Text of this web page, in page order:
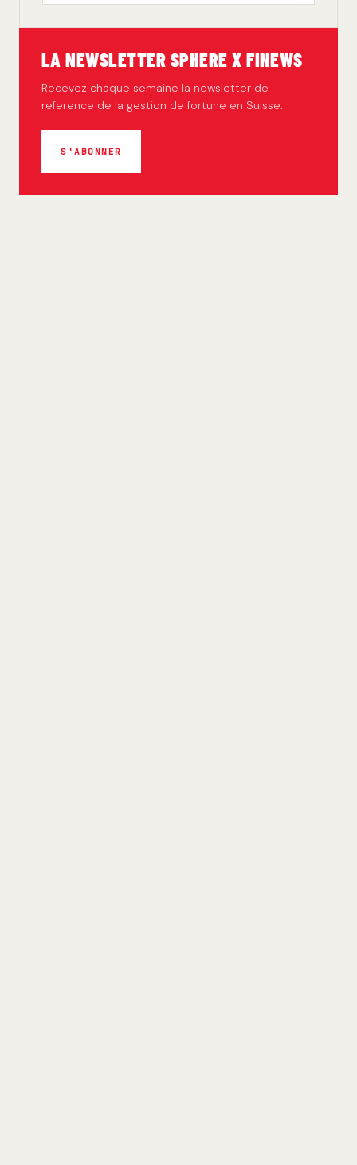
LA NEWSLETTER SPHERE X FINEWS
Recevez chaque semaine la newsletter de
reference de la gestion de fortune en Suisse.
S'ABONNER